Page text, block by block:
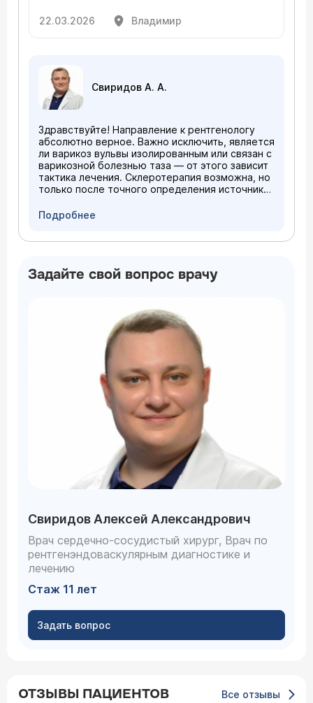
22.03.2026 Владимир
Свиридов А. А.
Здравствуйте! Направление к рентгенологу
абсолютно верное. Важно исключить, является
ли варикоз вульвы изолированным или связан с
варикозной болезнью таза — от этого зависит
тактика лечения. Склеротерапия возможна, но
только после точного определения источника
необходимое обследование (УЗДГ вен таза,
МСКТ-флебографию) и, в зависимости от
сердечно-сосудистому хирургу в клинике
ЦЭЛТ
Подробнее
Задайте свой вопрос врачу
Свиридов Алексей Александрович
Врач сердечно-сосудистый хирург, Врач по
рентгенэндоваскулярным диагностике и
лечению
Стаж 11 лет
Задать вопрос
ОТЗЫВЫ ПАЦИЕНТОВ Все отзывы